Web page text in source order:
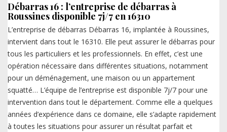
Débarras 16 : l’entreprise de débarras à
Roussines disponible 7j/7 en 16310
L’entreprise de débarras Débarras 16, implantée à Roussines,
intervient dans tout le 16310. Elle peut assurer le débarras pour
tous les particuliers et les professionnels. En effet, c’est une
opération nécessaire dans différentes situations, notamment
pour un déménagement, une maison ou un appartement
squatté… L’équipe de l’entreprise est disponible 7j/7 pour une
intervention dans tout le département. Comme elle a quelques
années d’expérience dans ce domaine, elle s’adapte rapidement
à toutes les situations pour assurer un résultat parfait et